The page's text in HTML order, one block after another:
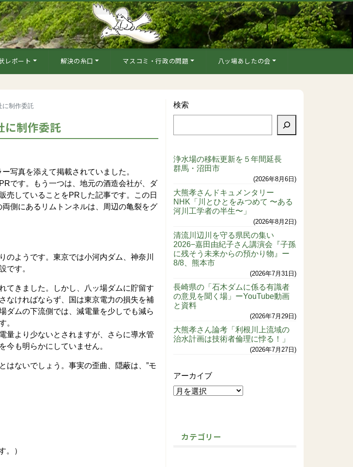
レポート 解決の糸口 マスコミ・行政の問題 八ッ場あしたの会
に制作委託
に制作委託
写真を添えて掲載されていました。
です。もう一つは、地元の酒造会社が、ダ
売していることをPRした記事です。この日
側にあるリムトンネルは、周辺の亀裂をグ
ようです。東京では小河内ダム、神奈川
です。
てきました。しかし、八ッ場ダムに貯留す
なければならず、国は東京電力の損失を補
ダムの下流側では、減電量を少しでも減ら
。
量より少ないとされますが、さらに導水管
今も明らかにしていません。
ないでしょう。事実の歪曲、隠蔽は、”モ
）
検索
浄水場の移転更新を５年間延長
群馬・沼田市
2026年8月6日
大熊孝さんドキュメンタリー
NHK「川とひとをみつめて 〜ある
河川工学者の半生〜」
2026年8月2日
清流川辺川を守る県民の集い
2026−嘉田由紀子さん講演会『子孫
に残そう未来からの預かり物』ー
8/8、熊本市
2026年7月31日
長崎県の「石木ダムに係る有識者
の意見を聞く場」ーYouTube動画
と資料
2026年7月29日
大熊孝さん論考「利根川上流域の
治水計画は技術者倫理に悖る！」
2026年7月27日
アーカイブ
カテゴリー